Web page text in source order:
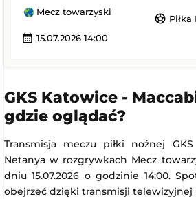
Mecz towarzyski
sports_soccer Piłka
calendar_month 15.07.2026 14:00
GKS Katowice -
gdzie oglądać?
Transmisja meczu piłki nożnej
Netanya w rozgrywkach Mecz
dniu 15.07.2026 o godzinie 14:00.
obejrzeć dzięki transmisji